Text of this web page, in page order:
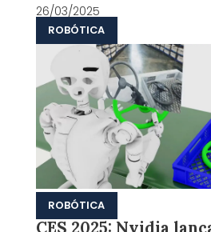
26/03/2025
ROBÓTICA
ROBÓTICA